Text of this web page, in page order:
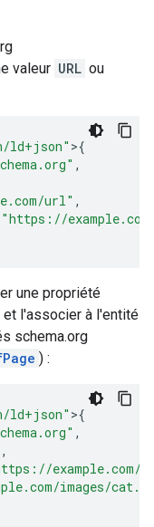
valeur URL ou
ld+json" >{
,
url" ,
"https://
une propriété
et l'associer à l'entité
schema.org
) :
ld+json" >{
,
,
example.com/
images/